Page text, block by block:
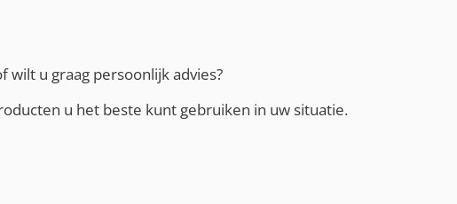
wilt u graag persoonlijk advies?
u het beste kunt gebruiken in uw situatie.